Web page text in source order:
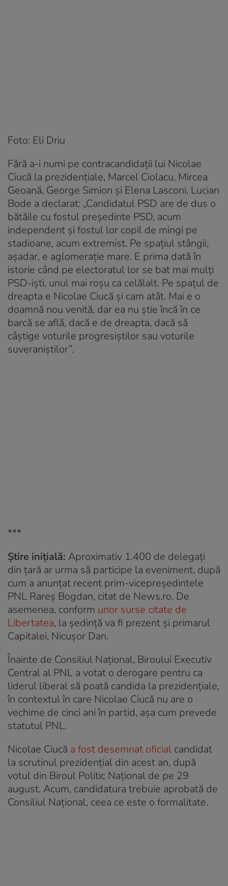
Foto: Eli Driu
Fără a-i numi pe contracandidații lui Nicolae
Ciucă la prezidențiale, Marcel Ciolacu, Mircea
Geoană, George Simion și Elena Lasconi, Lucian
Bode a declarat: „Candidatul PSD are de dus o
bătăile cu fostul preşedinte PSD, acum
independent şi fostul lor copil de mingi pe
stadioane, acum extremist. Pe spaţiul stângii,
aşadar, e aglomeraţie mare. E prima dată în
istorie când pe electoratul lor se bat mai mulţi
PSD-işti, unul mai roşu ca celălalt. Pe spaţul de
dreapta e Nicolae Ciucă şi cam atât. Mai e o
doamnă nou venită, dar ea nu ştie încă în ce
barcă se află, dacă e de dreapta, dacă să
câştige voturile progresiştilor sau voturile
suveraniştilor”.
***
Știre inițială: Aproximativ 1.400 de delegați
din țară ar urma să participe la eveniment, după
cum a anunțat recent prim-vicepreşedintele
PNL Rareş Bogdan, citat de News.ro. De
asemenea, conform unor surse citate de
Libertatea, la ședință va fi prezent și primarul
Capitalei, Nicușor Dan.
Înainte de Consiliul Național, Biroului Executiv
Central al PNL a votat o derogare pentru ca
liderul liberal să poată candida la prezidențiale,
în contextul în care Nicolae Ciucă nu are o
vechime de cinci ani în partid, așa cum prevede
statutul PNL.
Nicolae Ciucă a fost desemnat oficial candidat
la scrutinul prezidențial din acest an, după
votul din Biroul Politic Naţional de pe 29
august. Acum, candidatura trebuie aprobată de
Consiliul Naţional, ceea ce este o formalitate.